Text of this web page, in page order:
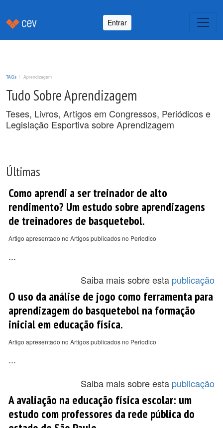
Entrar
TAGs Aprendizagem
Tudo Sobre Aprendizagem
Teses, Livros, Artigos em Congressos, Periódicos e
Legislação Esportiva sobre Aprendizagem
Últimas
Como aprendi a ser treinador de alto
rendimento? Um estudo sobre aprendizagens
de treinadores de basquetebol.
Artigo apresentado no Artigos publicados no Periodico
...
Saiba mais sobre esta publicação
O uso da análise de jogo como ferramenta para
aprendizagem do basquetebol na formação
inicial em educação física.
Artigo apresentado no Artigos publicados no Periodico
...
Saiba mais sobre esta publicação
A avaliação na educação física escolar: um
estudo com professores da rede pública do